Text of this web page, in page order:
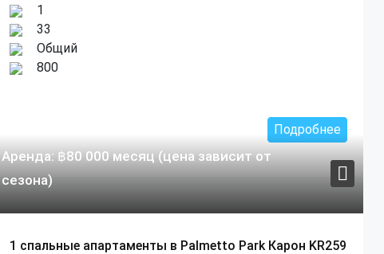
1
33
Общий
800
Подробнее
Аренда: ฿80 000 месяц (цена зависит от
сезона)
1 спальные апартаменты в Palmetto Park Карон KR259